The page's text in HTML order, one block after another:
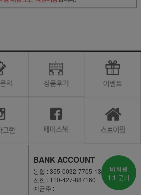
BANK ACCOUNT
농협 : 355-0032-7705-13
신한 : 110-427-887160
예금주 :
비회원
1:1 문의